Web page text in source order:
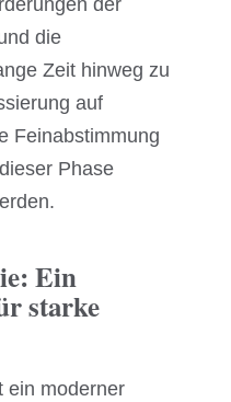
der
die
Zeit hinweg zu
auf
Feinabstimmung
Phase
Ein
starke
ein moderner